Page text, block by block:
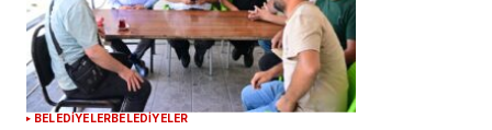
BELEDİYELERBELEDİYELER